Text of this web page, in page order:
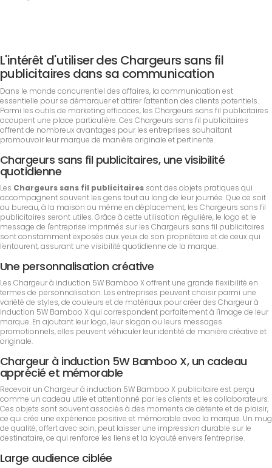
L'intérêt d'utiliser des Chargeurs sans fil
publicitaires dans sa communication
Dans le monde concurrentiel des affaires, la communication est
essentielle pour se démarquer et attirer l'attention des clients potentiels.
Parmi les outils de marketing efficaces, les Chargeurs sans fil publicitaires
occupent une place particulière. Ces Chargeurs sans fil publicitaires
offrent de nombreux avantages pour les entreprises souhaitant
promouvoir leur marque de manière originale et pertinente.
Chargeurs sans fil publicitaires, une visibilité
quotidienne
Les Chargeurs sans fil publicitaires sont des objets pratiques qui
accompagnent souvent les gens tout au long de leur journée. Que ce soit
au bureau, à la maison ou même en déplacement, les Chargeurs sans fil
publicitaires seront utiles. Grâce à cette utilisation régulière, le logo et le
message de l'entreprise imprimés sur les Chargeurs sans fil publicitaires
sont constamment exposés aux yeux de son propriétaire et de ceux qui
l'entourent, assurant une visibilité quotidienne de la marque.
Une personnalisation créative
Les Chargeur à induction 5W Bamboo X offrent une grande flexibilité en
termes de personnalisation. Les entreprises peuvent choisir parmi une
variété de styles, de couleurs et de matériaux pour créer des Chargeur à
induction 5W Bamboo X qui correspondent parfaitement à l'image de leur
marque. En ajoutant leur logo, leur slogan ou leurs messages
promotionnels, elles peuvent véhiculer leur identité de manière créative et
originale.
Chargeur à induction 5W Bamboo X, un cadeau
apprécié et mémorable
Recevoir un Chargeur à induction 5W Bamboo X publicitaire est perçu
comme un cadeau utile et attentionné par les clients et les collaborateurs.
Ces objets sont souvent associés à des moments de détente et de plaisir,
ce qui crée une expérience positive et mémorable avec la marque. Un mug
de qualité, offert avec soin, peut laisser une impression durable sur le
destinataire, ce qui renforce les liens et la loyauté envers l'entreprise.
Large audience ciblée